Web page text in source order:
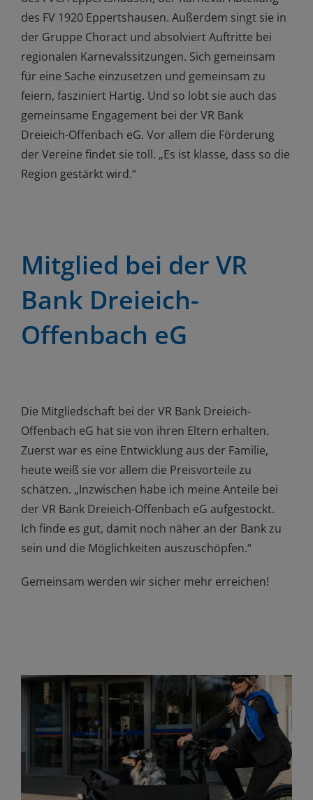
des FV 1920 Eppertshausen. Außerdem singt sie in
der Gruppe Choract und absolviert Auftritte bei
regionalen Karnevalssitzungen. Sich gemeinsam
für eine Sache einzusetzen und gemeinsam zu
feiern, fasziniert Hartig. Und so lobt sie auch das
gemeinsame Engagement bei der VR Bank
Dreieich-Offenbach eG. Vor allem die Förderung
der Vereine findet sie toll. „Es ist klasse, dass so die
Region gestärkt wird.“
Mitglied bei der VR
Bank Dreieich-
Offenbach eG
Die Mitgliedschaft bei der VR Bank Dreieich-
Offenbach eG hat sie von ihren Eltern erhalten.
Zuerst war es eine Entwicklung aus der Familie,
heute weiß sie vor allem die Preisvorteile zu
schätzen. „Inzwischen habe ich meine Anteile bei
der VR Bank Dreieich-Offenbach eG aufgestockt.
Ich finde es gut, damit noch näher an der Bank zu
sein und die Möglichkeiten auszuschöpfen.“
Gemeinsam werden wir sicher mehr erreichen!